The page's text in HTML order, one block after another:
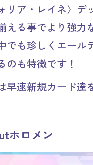
リア・レイネ〉
える事でより強力
でも珍しくエー
のも特徴です！
早速新規カード達
ホロメン